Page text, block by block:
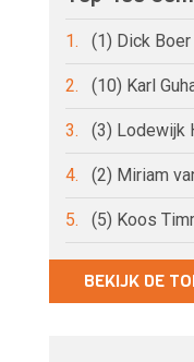
1. (1) Dick Boer
2. (10) Karl
3. (3) Lodewijk
4. (2) Miriam
5. (5) Koos
BEKIJK DE